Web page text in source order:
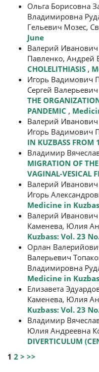
Ольга Борисовна
Владимировна
Гельевич Мозес,
June
Валерий
Павленко, Андрей
CHOLELITHIASIS ,
Игорь Вадимович
Сергей
THE
PANDEMIC ,
Валерий
Игорь Вадимович
IN KUZBASS FROM
Владимир
MIGRATION OF
VAGINAL-VESICAL
Валерий
Игорь
Medicine in
Валерий
Каменева, Юлия
Kuzbass: Vol. 23
Орлан
Валерьевич
Владимировна
Medicine in
Елизавета
Каменева, Юлия
Kuzbass: Vol. 23
Владимир
Юлия Андреевна
DIVERTICULUM
1 2 > >>